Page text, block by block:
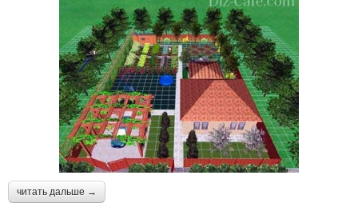
читать дальше →